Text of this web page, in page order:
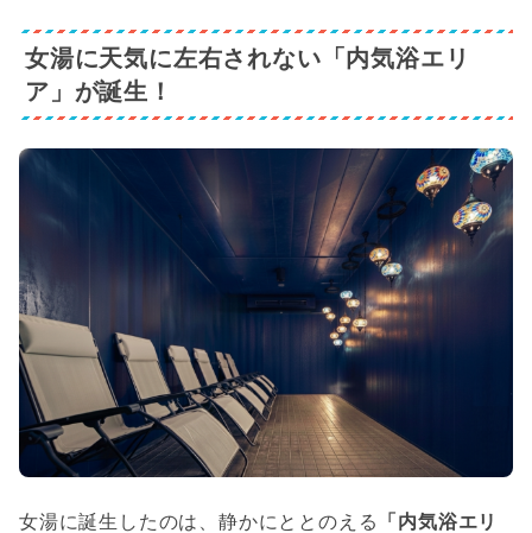
女湯に天気に左右されない「内気浴エリ
ア」が誕生！
女湯に誕生したのは、静かにととのえる
「内気浴エリ